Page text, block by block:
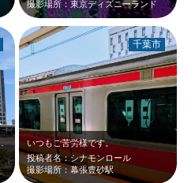
撮影場所：東京ディズニーランド
いつもご苦労様です。
投稿者名：シナモンロール
撮影場所：幕張豊砂駅
千葉市